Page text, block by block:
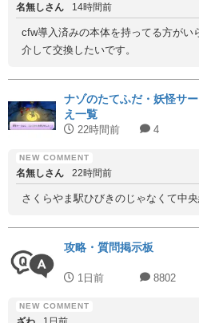
名無しさん 14時間前
cfw導入済みの本体を持ってる方がい
介して交換したいです。
ナゾのたてふだ・妖怪サ
え一覧
22時間前 4
名無しさん 22時間前
さくらやま駅ひびきのじゃなくて中
攻略・質問掲示板
1日前 8802